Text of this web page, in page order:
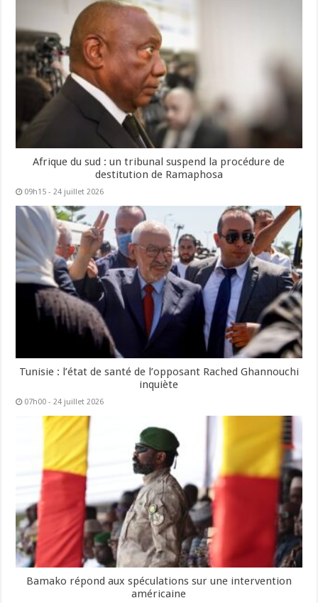
Afrique du sud : un tribunal suspend la procédure de
destitution de Ramaphosa
09h15 - 24 juillet 2026
Tunisie : l’état de santé de l’opposant Rached Ghannouchi
inquiète
07h00 - 24 juillet 2026
Bamako répond aux spéculations sur une intervention
américaine